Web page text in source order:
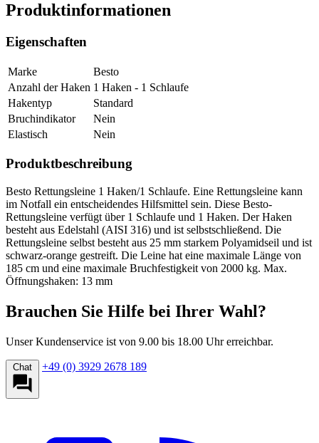
Produktinformationen
Eigenschaften
Marke
Besto
Anzahl der Haken 1 Haken - 1 Schlaufe
Hakentyp
Standard
Bruchindikator
Nein
Elastisch
Nein
Produktbeschreibung
Besto Rettungsleine 1 Haken/1 Schlaufe. Eine Rettungsleine kann
im Notfall ein entscheidendes Hilfsmittel sein. Diese Besto-
Rettungsleine verfügt über 1 Schlaufe und 1 Haken. Der Haken
besteht aus Edelstahl (AISI 316) und ist selbstschließend. Die
Rettungsleine selbst besteht aus 25 mm starkem Polyamidseil und ist
schwarz-orange gestreift. Die Leine hat eine maximale Länge von
185 cm und eine maximale Bruchfestigkeit von 2000 kg. Max.
Öffnungshaken: 13 mm
Brauchen Sie Hilfe bei Ihrer Wahl?
Unser Kundenservice ist von 9.00 bis 18.00 Uhr erreichbar.
Chat +49 (0) 3929 2678 189